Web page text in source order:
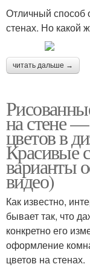
Отличный способ
стенах. Но какой
читать дальше →
на стене
цветов в
Красивые
варианты
видео)
Как известно,
бывает так, что
конкретно его
оформление
цветов на стенах.